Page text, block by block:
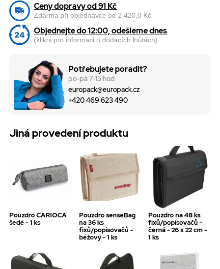
Ceny dopravy od 91 Kč
Zdarma při objednávce od 2 420,0 Kč
Objednejte do 12:00, odešleme dnes
(klikni pro informaci o dodacích lhůtách)
Potřebujete poradit?
po-pá 7-15 hod
europack@europack.cz
+420 469 623 490
Jiná provedení produktu
Pouzdro CARIOCA
šedé - 1 ks
Pouzdro senseBag
na 36 ks
fixů/popisovačů -
béžový - 1 ks
Pouzdro na 48 ks
fixů/popisovačů -
černá - 26 x 22 cm -
1 ks